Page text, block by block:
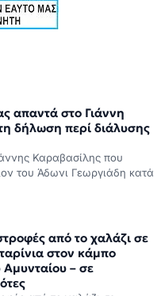
απαντά στο Γιάννη
δήλωση περί διάλυσης
Καραβασίλης που
του Άδωνι Γεωργιάδη κατά
από το χαλάζι σε
– σε
από το χαλάζι σε
στον κάμπο Μανιακίου
απόγνωση οι αγρότες.